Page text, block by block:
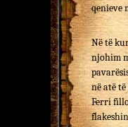
qenieve
Në të
njohim
në atë
Ferri